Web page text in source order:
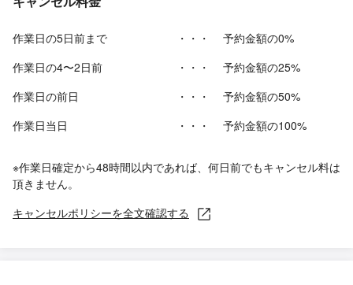
作業日の5日前まで ・・・
予約金額の0%
作業日の4〜2日前
・・・
予約金額の25%
作業日の前日
・・・
予約金額の50%
作業日当日
・・・ 予約金額の100%
※作業日確定から48時間以内であれば、何日前でもキャンセル料は
頂きません。
キャンセルポリシーを全文確認する